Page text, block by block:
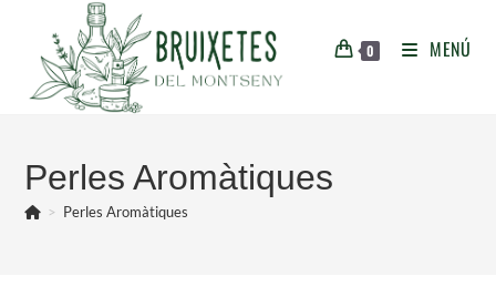
contingut
0 MENÚ
Perles Aromàtiques
> Perles Aromàtiques